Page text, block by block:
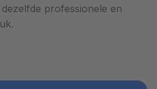
professionele en